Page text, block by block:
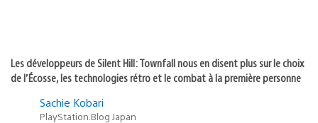
Les développeurs de Silent Hill: Townfall nous en disent plus sur le choix
de l’Écosse, les technologies rétro et le combat à la première personne
Sachie Kobari
PlayStation.Blog Japan